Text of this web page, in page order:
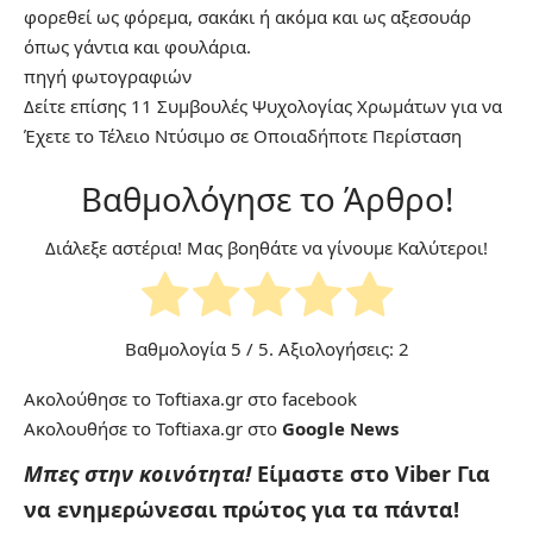
φορεθεί ως φόρεμα, σακάκι ή ακόμα και ως αξεσουάρ
όπως γάντια και φουλάρια.
πηγή φωτογραφιών
Δείτε επίσης 11 Συμβουλές Ψυχολογίας Χρωμάτων για να
Έχετε το Τέλειο Ντύσιμο σε Οποιαδήποτε Περίσταση
Βαθμολόγησε το Άρθρο!
Διάλεξε αστέρια! Μας βοηθάτε να γίνουμε Καλύτεροι!
Βαθμολογία 5 / 5. Αξιολογήσεις: 2
Ακολούθησε το Toftiaxa.gr στο facebook
Ακολουθήσε το Toftiaxa.gr στο Google News
Μπες στην κοινότητα! Είμαστε στο Viber Για
να ενημερώνεσαι πρώτος για τα πάντα!